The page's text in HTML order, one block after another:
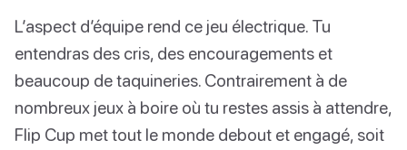
L’aspect d’équipe rend ce jeu électrique. Tu
entendras des cris, des encouragements et
beaucoup de taquineries. Contrairement à de
nombreux jeux à boire où tu restes assis à attendre,
Flip Cup met tout le monde debout et engagé, soit